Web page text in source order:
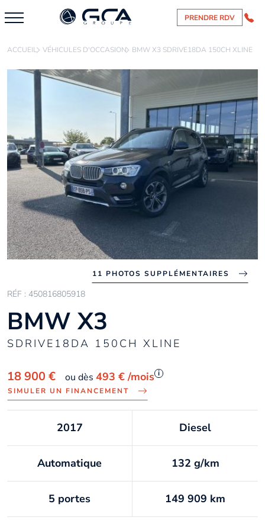
PRENDRE RDV
ACCUEIL VÉHICULES D'OCCASION BMW X3 SDRIVE18DA 150CH XLINE
11 PHOTOS SUPPLÉMENTAIRES
RÉF : 450816805918
BMW X3
SDRIVE18DA 150CH XLINE
18 900 € ou dès 493 € /mois i
SIMULER UN FINANCEMENT
2017 Diesel
Automatique 132 g/km
5 portes 149 909 km